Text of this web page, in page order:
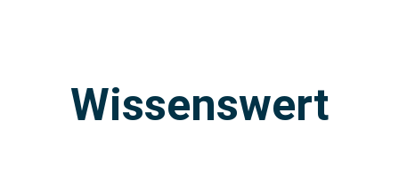
Wissenswert